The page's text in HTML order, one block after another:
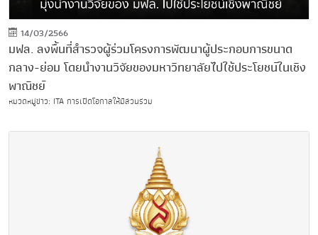
14/03/2566
มฟล. ลงพื้นที่สำรวจผู้ร่วมโครงการพัฒนาผู้ประกอบการขนาด
กลาง-ย่อม โดยนำงานวิจัยของมหาวิทยาลัยไปใช้ประโยชน์ในเชิง
พาณิชย์
หมวดหมู่ข่าว: ITA การเปิดโอกาสให้มีส่วนร่วม